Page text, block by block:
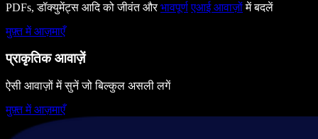
PDFs, डॉक्युमेंट्स आदि को जीवंत औरभावपूर्ण एआई आवाज़ोंमें बदलें
मुफ़्त में आज़माएँ
प्राकृतिक आवाज़ें
ऐसी आवाज़ों में सुनें जो बिल्कुल असली लगें
मुफ़्त में आज़माएँ